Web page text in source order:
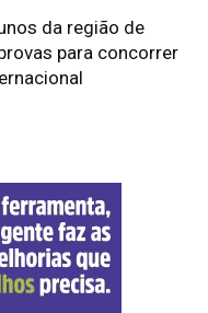
da região de
para concorrer